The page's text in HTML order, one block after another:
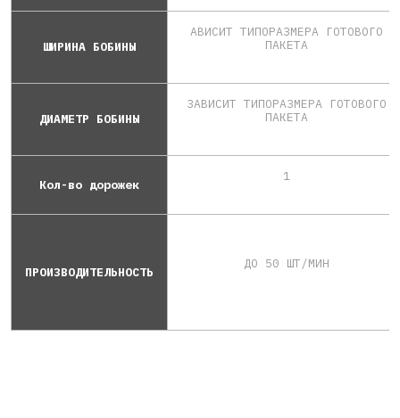
ШИРИНА БОБИНЫ
АВИСИТ ТИПОРАЗМЕРА ГОТОВОГО
ПАКЕТА
ДИАМЕТР БОБИНЫ
ЗАВИСИТ ТИПОРАЗМЕРА ГОТОВОГО
ПАКЕТА
Кол-во дорожек
1
ПРОИЗВОДИТЕЛЬНОСТЬ
ДО 50 ШТ/МИН